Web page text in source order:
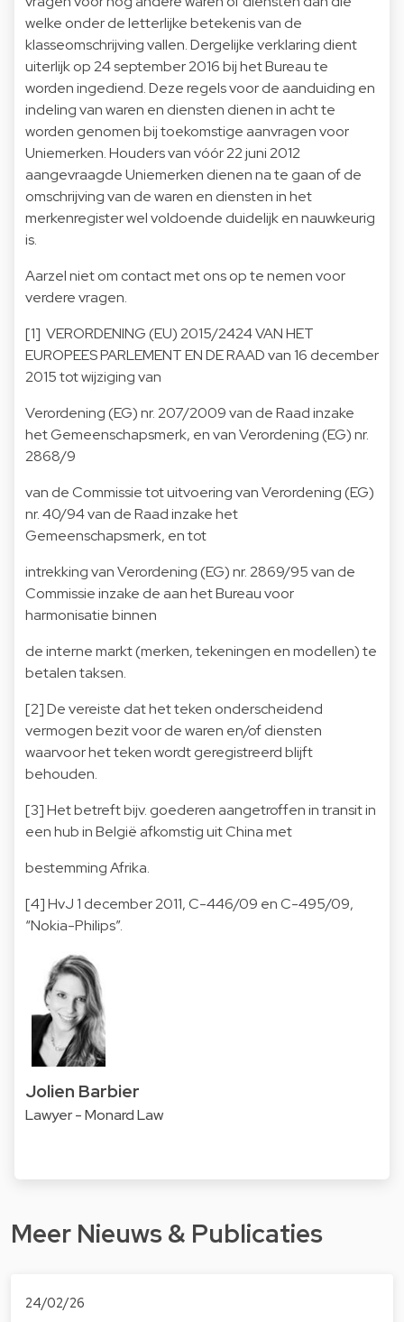
welke onder de letterlijke betekenis van de
klasseomschrijving vallen. Dergelijke verklaring dient
uiterlijk op 24 september 2016 bij het Bureau te
worden ingediend. Deze regels voor de aanduiding en
indeling van waren en diensten dienen in acht te
worden genomen bij toekomstige aanvragen voor
Uniemerken. Houders van vóór 22 juni 2012
aangevraagde Uniemerken dienen na te gaan of de
omschrijving van de waren en diensten in het
merkenregister wel voldoende duidelijk en nauwkeurig
is.
Aarzel niet om contact met ons op te nemen voor
verdere vragen.
[1] VERORDENING (EU) 2015/2424 VAN HET
EUROPEES PARLEMENT EN DE RAAD van 16 december
2015 tot wijziging van
Verordening (EG) nr. 207/2009 van de Raad inzake
het Gemeenschapsmerk, en van Verordening (EG) nr.
2868/9
van de Commissie tot uitvoering van Verordening (EG)
nr. 40/94 van de Raad inzake het
Gemeenschapsmerk, en tot
intrekking van Verordening (EG) nr. 2869/95 van de
Commissie inzake de aan het Bureau voor
harmonisatie binnen
de interne markt (merken, tekeningen en modellen) te
betalen taksen.
[2]De vereiste dat het teken onderscheidend
vermogen bezit voor de waren en/of diensten
waarvoor het teken wordt geregistreerd blijft
behouden.
[3]Het betreft bijv. goederen aangetroffen in transit in
een hub in België afkomstig uit China met
bestemming Afrika.
[4]HvJ 1 december 2011, C-446/09 en C-495/09,
“Nokia-Philips”.
Jolien Barbier
Lawyer - Monard Law
Meer Nieuws & Publicaties
24/02/26